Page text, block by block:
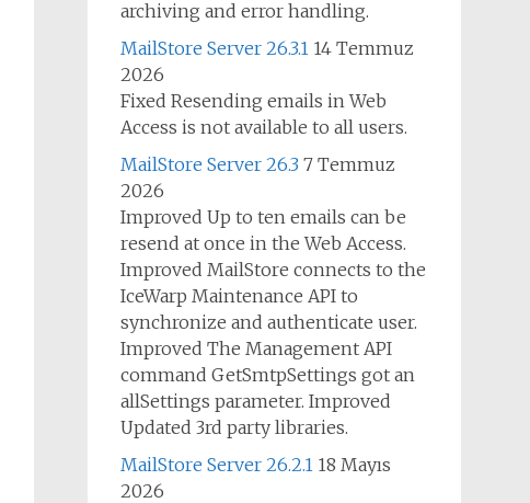
archiving and error handling.
MailStore Server 26.3.1 14 Temmuz
2026
Fixed Resending emails in Web
Access is not available to all users.
MailStore Server 26.3 7 Temmuz
2026
Improved Up to ten emails can be
resend at once in the Web Access.
Improved MailStore connects to the
IceWarp Maintenance API to
synchronize and authenticate user.
Improved The Management API
command GetSmtpSettings got an
allSettings parameter. Improved
Updated 3rd party libraries.
MailStore Server 26.2.1 18 Mayıs
2026